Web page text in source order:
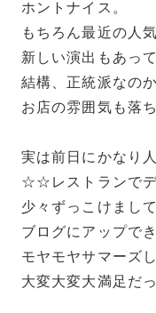
ホントナイス。
もちろん最近の人
新しい演出もあっ
結構、正統派なの
お店の雰囲気も落
実は前日にかなり
☆☆レストランで
少々ずっこけまし
ブログにアップで
モヤモヤサマーズ
大変大変大満足だ